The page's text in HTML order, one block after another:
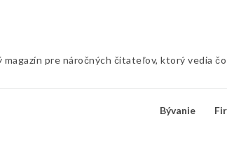
magazín pre náročných čitateľov, ktorý vedia
Bývanie